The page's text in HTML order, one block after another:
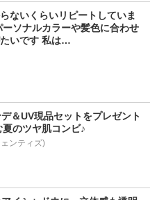
ないくらいリピートしていま
ソナルカラーや髪色に合わせ
いです 私は…
＆UV現品セットをプレゼント
のツヤ肌コンビ♪
ンティズ)